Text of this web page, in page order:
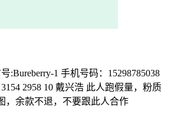
:Bureberry-1 手机号码：15298785038
2958 10 戴兴浩 此人跑假量，粉质
，余款不退，不要跟此人合作